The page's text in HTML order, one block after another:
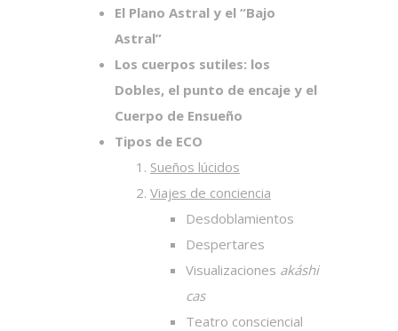
El Plano Astral y el “Bajo
Astral”
Los cuerpos sutiles: los
Dobles, el punto de encaje y el
Cuerpo de Ensueño
Tipos de ECO
Sueños lúcidos
Viajes de conciencia
Desdoblamientos
Despertares
Visualizaciones akáshi
cas
Teatro consciencial